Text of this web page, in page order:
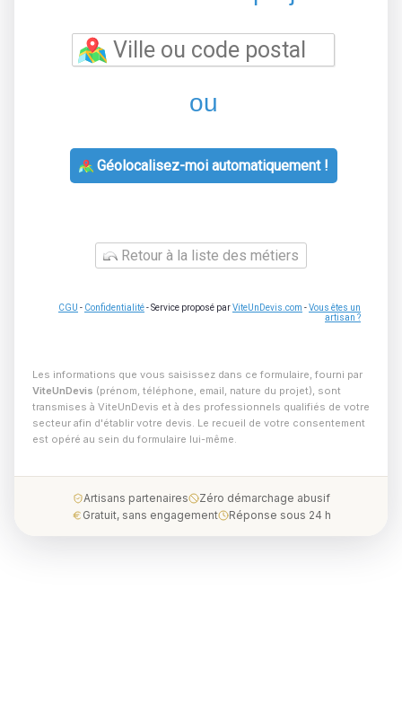
ou
Géolocalisez-moi automatiquement !
Retour à la liste des métiers
CGU - Confidentialité- Service proposé parViteUnDevis.com -Vous êtes un
artisan ?
Les informations que vous saisissez dans ce formulaire, fourni par
ViteUnDevis (prénom, téléphone, email, nature du projet), sont
transmises à ViteUnDevis et à des professionnels qualifiés de votre
secteur afin d'établir votre devis. Le recueil de votre consentement
est opéré au sein du formulaire lui-même.
Artisans partenaires
Zéro démarchage abusif
Gratuit, sans engagement
Réponse sous 24 h